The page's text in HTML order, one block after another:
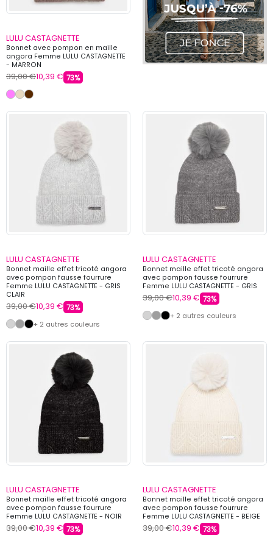
LULU CASTAGNETTE
Bonnet avec pompon en maille
angora Femme LULU CASTAGNETTE
- MARRON
39,00 €10,39 € 73%
LULU CASTAGNETTE
Bonnet maille effet tricoté angora
avec pompon fausse fourrure
Femme LULU CASTAGNETTE - GRIS
CLAIR
39,00 €10,39 € 73%
+ 2 autres couleurs
LULU CASTAGNETTE
Bonnet maille effet tricoté angora
avec pompon fausse fourrure
Femme LULU CASTAGNETTE - GRIS
39,00 €10,39 € 73%
+ 2 autres couleurs
LULU CASTAGNETTE
Bonnet maille effet tricoté angora
avec pompon fausse fourrure
Femme LULU CASTAGNETTE - NOIR
39,00 €10,39 € 73%
LULU CASTAGNETTE
Bonnet maille effet tricoté angora
avec pompon fausse fourrure
Femme LULU CASTAGNETTE - BEIGE
39,00 €10,39 € 73%